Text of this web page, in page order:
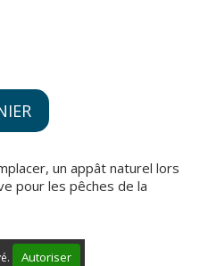
un appât naturel lors
pour les pêches de la
Autoriser